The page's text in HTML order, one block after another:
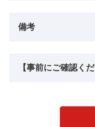
備考
【事前にご確認くだ